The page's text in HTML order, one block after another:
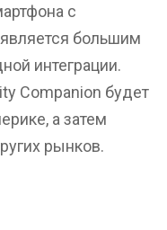
с
большим
интеграции.
Companion будет
а затем
рынков.